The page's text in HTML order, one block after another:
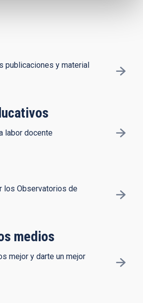
publicaciones y material
labor docente
los Observatorios de
medios
mejor y darte un mejor